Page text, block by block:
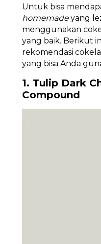
Untuk bisa
homemadeyang
menggunakan
yang baik. Berikut
rekomendasi
yang bisa Anda
1. Tulip Dark
Compound